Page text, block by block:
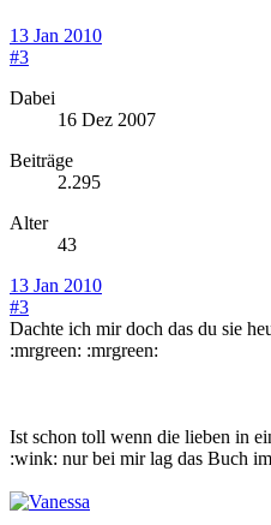
13 Jan 2010
#3
Dabei
16 Dez 2007
Beiträge
2.295
Alter
43
13 Jan 2010
#3
Dachte ich mir doch das du sie
:mrgreen: :mrgreen:
Ist schon toll wenn die lieben in
:wink: nur bei mir lag das Buch